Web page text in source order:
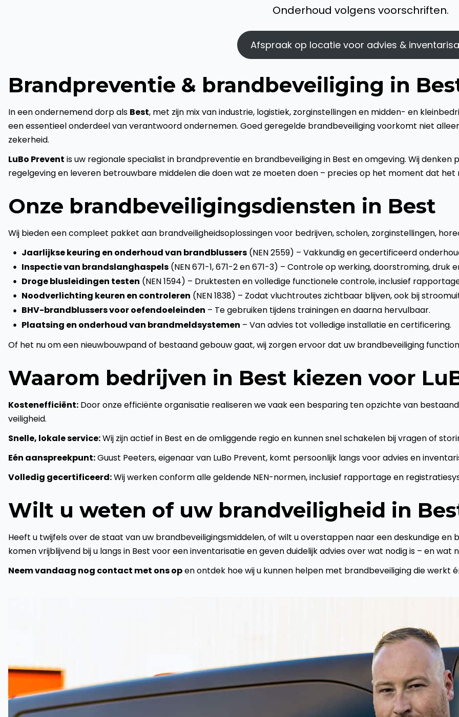
Onderhoud volgens voorschriften.
Afspraak op locatie voor advies &
Brandpreventie & brandbeveiliging in
In een ondernemend dorp als Best, met zijn mix van industrie, logistiek, zorginstellingen en midden- en
een essentieel onderdeel van verantwoord ondernemen. Goed geregelde brandbeveiliging voorkomt niet
zekerheid.
LuBo Prevent is uw regionale specialist in brandpreventie en brandbeveiliging in Best en omgeving. Wij
regelgeving en leveren betrouwbare middelen die doen wat ze moeten doen – precies op het moment dat het
Onze brandbeveiligingsdiensten in Best
Wij bieden een compleet pakket aan brandveiligheidsoplossingen voor bedrijven, scholen, zorginstellingen,
Jaarlijkse keuring en onderhoud van brandblussers (NEN 2559) – Vakkundig en gecertificeerd
Inspectie van brandslanghaspels (NEN 671-1, 671-2 en 671-3) – Controle op werking, doorstroming, druk
Droge blusleidingen testen (NEN 1594) – Druktesten en volledige functionele controle, inclusief
Noodverlichting keuren en controleren (NEN 1838) – Zodat vluchtroutes zichtbaar blijven, ook bij
BHV-brandblussers voor oefendoeleinden – Te gebruiken tijdens trainingen en daarna hervulbaar.
Plaatsing en onderhoud van brandmeldsystemen – Van advies tot volledige installatie en certificering.
Of het nu om een nieuwbouwpand of bestaand gebouw gaat, wij zorgen ervoor dat uw brandbeveiliging
Waarom bedrijven in Best kiezen voor
Kostenefficiënt: Door onze efficiënte organisatie realiseren we vaak een besparing ten opzichte van
veiligheid.
Snelle, lokale service:Wij zijn actief in Best en de omliggende regio en kunnen snel schakelen bij vragen of
Eén aanspreekpunt:Guust Peeters, eigenaar van LuBo Prevent, komt persoonlijk langs voor advies en
Volledig gecertificeerd:Wij werken conform alle geldende NEN-normen, inclusief rapportage en
Wilt u weten of uw brandveiligheid in
Heeft u twijfels over de staat van uw brandbeveiligingsmiddelen, of wilt u overstappen naar een deskundige
komen vrijblijvend bij u langs in Best voor een inventarisatie en geven duidelijk advies over wat nodig is – en wat
Neem vandaag nog contact met ons open ontdek hoe wij u kunnen helpen met brandbeveiliging die werkt